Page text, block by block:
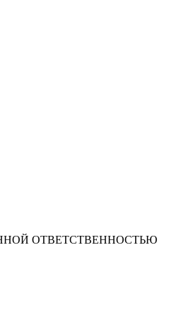
ОТВЕТСТВЕННОСТЬЮ